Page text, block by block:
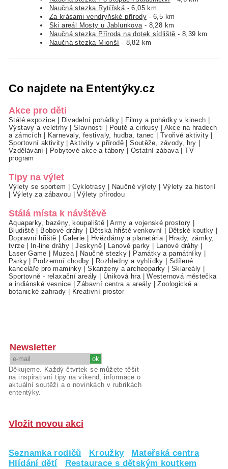
Naučná stezka Rytířská- 6,05 km
Za krásami vendryňské přírody- 6,5 km
Ski areál Mosty u Jablunkova- 8,28 km
Naučná stezka Příroda na dotek sídliště - 8,39 km
Naučná stezka Mionší - 8,82 km
Co najdete na Ententýky.cz
Akce pro děti
Stálé expozice Divadelní pohádky Filmy a pohádky v kinech
Výstavy a veletrhy|Slavnosti Poutě a cirkusy
Akce na hradech
a zámcích
Karnevaly, festivaly, hudba, tanec Tvořivé aktivity
Sportovní aktivity|Aktivity v přírodě |Soutěže, závody, hry
Vzdělávání
Pobytové akce a tábory Ostatní zábava|TV
program
Tipy na výlet
Výlety se sportem Cyklotrasy Naučné výlety
Výlety za historií
Výlety za zábavou |Výlety přírodou
Stálá místa k návštěvě
Aquaparky, bazény, koupaliště |Army a vojenské prostory
Bludiště
Bobové dráhy Dětská hřiště venkovní Dětské koutky
Dopravní hřiště
Galerie Hvězdárny a planetária|
Hrady, zámky,
tvrze| In-line dráhy |Jeskyně| Lanové parky Lanové dráhy
Laser Game
Muzea| Naučné stezky Památky a památníky
Parky| Podzemní chodby Rozhledny a vyhlídky
Sdílené
kanceláře pro maminky |Skanzeny a archeoparky Skiareály
Sportovně - relaxační areály
Úniková hra|Westernová městečka
a indiánské vesnice |Zábavní centra a areály |Zoologické a
botanické zahrady
Kreativní prostor
Newsletter
Děkujeme. Každý čtvrtek se můžete těšit
na inspirativní tipy na víkend, informace o
aktuální soutěži a o novinkách v rubrikách
ententýky.
Vložit novou akci
Seznamka rodičů Kroužky
Mateřská centra
Hlídání dětí
Restaurace s dětským koutkem